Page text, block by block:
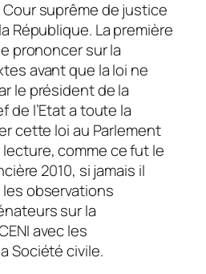
suprême de justice
République. La première
prononcer sur la
avant que la loi ne
le président de la
de l’Etat a toute la
cette loi au Parlement
comme ce fut le
2010, si jamais il
observations
sur la
avec les
Société civile.